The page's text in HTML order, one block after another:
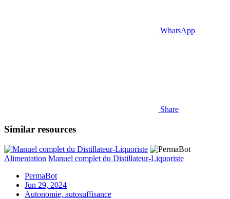
WhatsApp
Share
Similar resources
Alimentation Manuel complet du Distillateur-Liquoriste
PermaBot
Jun 29, 2024
Autonomie, autosuffisance